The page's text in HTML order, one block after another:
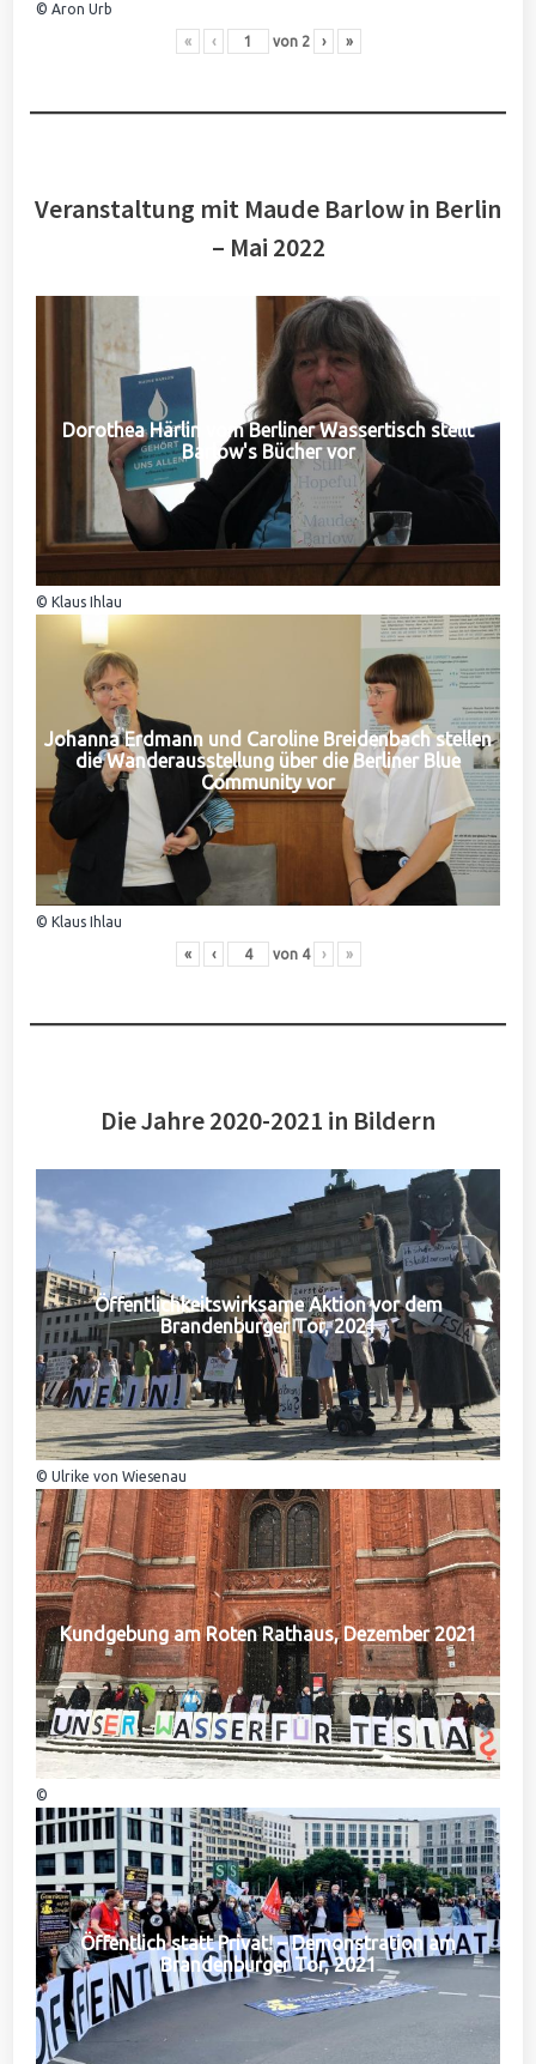
© Aron Urb
« ‹ von 2 › »
Veranstaltung mit Maude Barlow in Berlin
– Mai 2022
Dorothea Härlin vom Berliner Wassertisch stellt
Barlow's Bücher vor
© Klaus Ihlau
Johanna Erdmann und Caroline Breidenbach stellen
die Wanderausstellung über die Berliner Blue
Community vor
© Klaus Ihlau
« ‹ von 4 › »
Die Jahre 2020-2021 in Bildern
Öffentlichkeitswirksame Aktion vor dem
Brandenburger Tor, 2021
© Ulrike von Wiesenau
Kundgebung am Roten Rathaus, Dezember 2021
©
Öffentlich statt Privat! – Demonstration am
Brandenburger Tor, 2021